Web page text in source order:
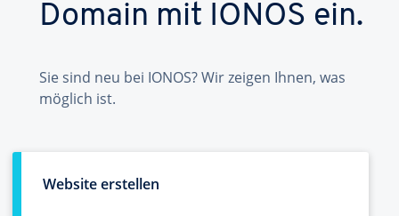
Domain mit IONOS ein.
Sie sind neu bei IONOS? Wir zeigen Ihnen, was
möglich ist.
Website erstellen